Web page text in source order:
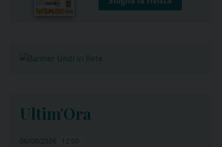
Ultim'Ora
06/08/2026 12:00